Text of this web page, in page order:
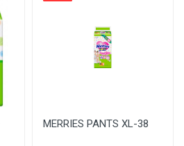
MERRIES PANTS XL-38